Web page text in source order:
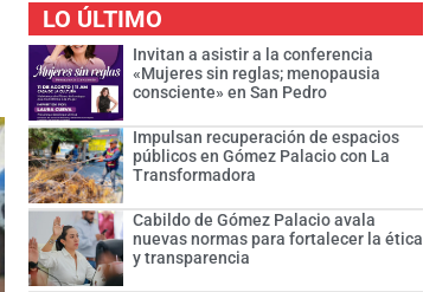
LO ÚLTIMO
Invitan a asistir a la conferencia
«Mujeres sin reglas; menopausia
consciente» en San Pedro
Impulsan recuperación de espacios
públicos en Gómez Palacio con La
Transformadora
Cabildo de Gómez Palacio avala
nuevas normas para fortalecer la ética
y transparencia